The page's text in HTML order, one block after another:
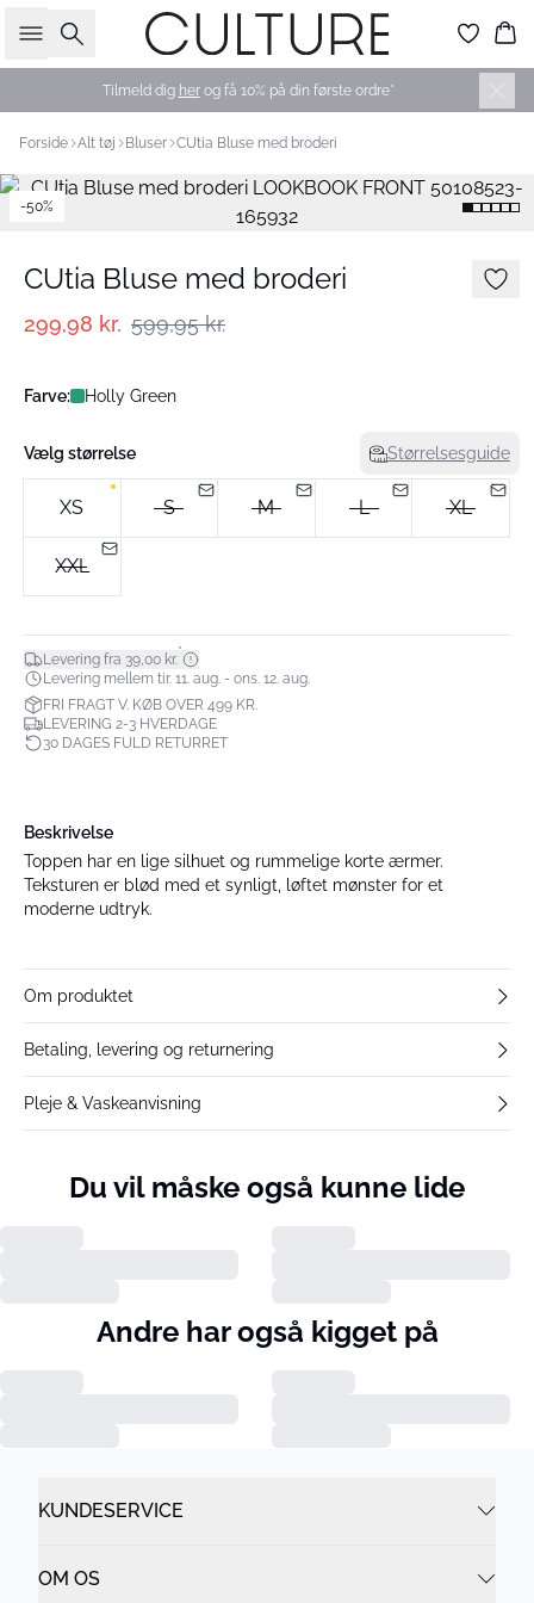
Søg
Tilmeld dig herog få 10% på din første ordre*
Forside Alt tøj Bluser CUtia Bluse med broderi
-50%
CUtia Bluse med broderi
299,98 kr. 599,95 kr.
Farve: Holly Green
Vælg størrelse Størrelsesguide
XS S M L XL
XXL
Levering fra 39,00 kr.*
Levering mellem tir. 11. aug. - ons. 12. aug.
FRI FRAGT V. KØB OVER 499 KR.
LEVERING 2-3 HVERDAGE
30 DAGES FULD RETURRET
Beskrivelse
Toppen har en lige silhuet og rummelige korte ærmer.
Teksturen er blød med et synligt, løftet mønster for et
moderne udtryk.
Om produktet
Betaling, levering og returnering
Pleje & Vaskeanvisning
Du vil måske også kunne lide
Andre har også kigget på
KUNDESERVICE
OM OS